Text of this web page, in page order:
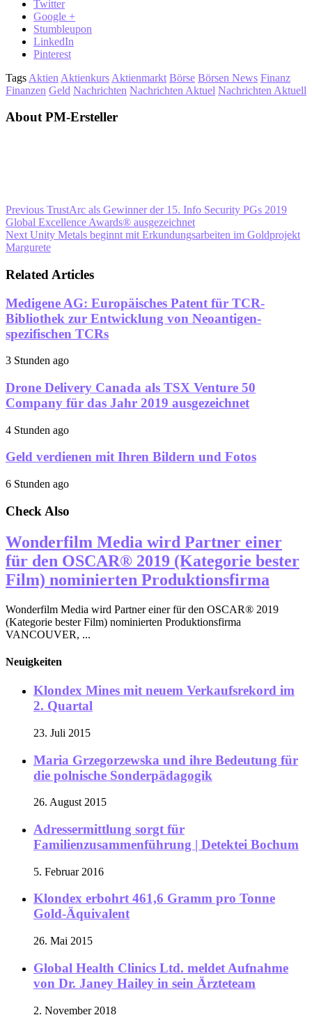
Twitter
Google +
Stumbleupon
LinkedIn
Pinterest
Tags Aktien Aktienkurs Aktienmarkt Börse Börsen News Finanz
Finanzen Geld Nachrichten Nachrichten Aktuel Nachrichten Aktuell
About PM-Ersteller
Previous TrustArc als Gewinner der 15. Info Security PGs 2019
Global Excellence Awards® ausgezeichnet
Next Unity Metals beginnt mit Erkundungsarbeiten im Goldprojekt
Margurete
Related Articles
Medigene AG: Europäisches Patent für TCR-
Bibliothek zur Entwicklung von Neoantigen-
spezifischen TCRs
3 Stunden ago
Drone Delivery Canada als TSX Venture 50
Company für das Jahr 2019 ausgezeichnet
4 Stunden ago
Geld verdienen mit Ihren Bildern und Fotos
6 Stunden ago
Check Also
Wonderfilm Media wird Partner einer
für den OSCAR® 2019 (Kategorie bester
Film) nominierten Produktionsfirma
Wonderfilm Media wird Partner einer für den OSCAR® 2019
(Kategorie bester Film) nominierten Produktionsfirma
VANCOUVER, ...
Neuigkeiten
Klondex Mines mit neuem Verkaufsrekord im
2. Quartal
23. Juli 2015
Maria Grzegorzewska und ihre Bedeutung für
die polnische Sonderpädagogik
26. August 2015
Adressermittlung sorgt für
Familienzusammenführung | Detektei Bochum
5. Februar 2016
Klondex erbohrt 461,6 Gramm pro Tonne
Gold-Äquivalent
26. Mai 2015
Global Health Clinics Ltd. meldet Aufnahme
von Dr. Janey Hailey in sein Ärzteteam
2. November 2018